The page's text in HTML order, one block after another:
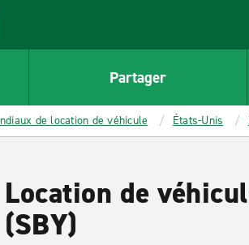
Partager
de location de véhicule États-Unis
Location de
(SBY)